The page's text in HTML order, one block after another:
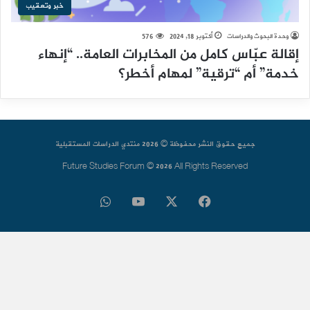
خبر وتعقيب
وحدة البحوث والدراسات أكتوبر 18, 2024 576
إقالة عبّاس كامل من المخابرات العامة.. “إنهاء
خدمة” أم “ترقية” لمهام أخطر؟
جميع حقوق النشر محفوظة © 2026 منتدي الدراسات المستقبلية
Future Studies Forum © 2026 All Rights Reserved
فيسبوك ‫YouTube